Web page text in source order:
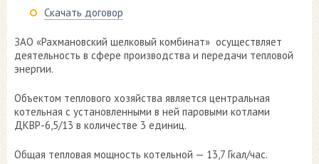
Скачать договор
ЗАО «Рахмановский шелковый комбинат» осуществляет
деятельность в сфере производства и передачи тепловой
энергии.
Объектом теплового хозяйства является центральная
котельная с установленными в ней паровыми котлами
ДКВР-6,5/13 в количестве 3 единиц.
Общая тепловая мощность котельной — 13,7 Гкал/час.